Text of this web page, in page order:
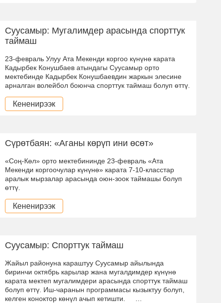
Суусамыр: Мугалимдер арасында спорттук
таймаш
23-февраль Улуу Ата Мекенди коргоо күнүнө карата
Кадырбек Конушбаев атындагы Суусамыр орто
мектебинде Кадырбек Конушбаевдин жаркын элесине
арналган волейбол боюнча спорттук таймаш болуп өттү.
Кененирээк
Сүрөтбаян: «Аганы көрүп ини өсөт»
«Соң-Көл» орто мектебининде 23-февраль «Ата
Мекенди коргоочулар күнүнө» карата 7-10-класстар
аралык мырзалар арасында оюн-зоок таймашы болуп
өттү.
Кененирээк
Суусамыр: Спорттук таймаш
Жайыл районуна караштуу Суусамыр айылында
биринчи октябрь карылар жана мугалдимдер күнүнө
карата мектеп мугалимдери арасында спорттук таймаш
болуп өттү. Иш-чаранын программасы кызыктуу болуп,
келген коноктор көнүл ачып кетишти. …